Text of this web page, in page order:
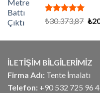
5 üzerinden
₺30.373,87 ₺
İLETİŞİM BİLGİLERİMİZ
Firma Adı: Tente İmalatı
Telefon: +90 532 725 96